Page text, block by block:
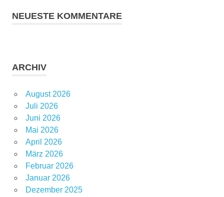
NEUESTE KOMMENTARE
ARCHIV
August 2026
Juli 2026
Juni 2026
Mai 2026
April 2026
März 2026
Februar 2026
Januar 2026
Dezember 2025